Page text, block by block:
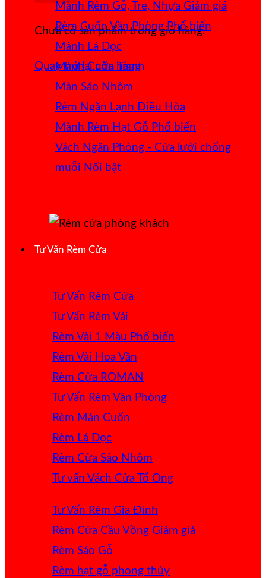
Chưa có sản phẩm trong giỏ hàng.
Quay trở lại cửa hàng
Mành Rèm Gỗ, Tre, Nhựa
Rèm Cuốn Văn Phòng
Mành Lá Dọc
Mành Cuốn Tranh
Màn Sáo Nhôm
Rèm Ngăn Lạnh Điều Hòa
Mành Rèm Hạt Gỗ
Vách Ngăn Phòng - Cửa lưới chống
muỗi
Tư Vấn Rèm Cửa
Tư Vấn Rèm Cửa
Tư Vấn Rèm Vải
Rèm Vải 1 Màu
Rèm Vải Hoa Văn
Rèm Cửa ROMAN
Tư Vấn Rèm Văn Phòng
Rèm Màn Cuốn
Rèm Lá Dọc
Rèm Cửa Sáo Nhôm
Tư vấn Vách Cửa Tổ Ong
Tư Vấn Rèm Gia Đình
Rèm Cửa Cầu Vồng
Rèm Sáo Gỗ
Rèm hạt gỗ phong thủy